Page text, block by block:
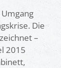
Die
–
2015